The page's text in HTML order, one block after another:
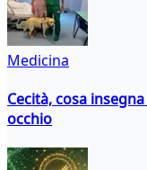
Medicina
Cecità, cosa
occhio